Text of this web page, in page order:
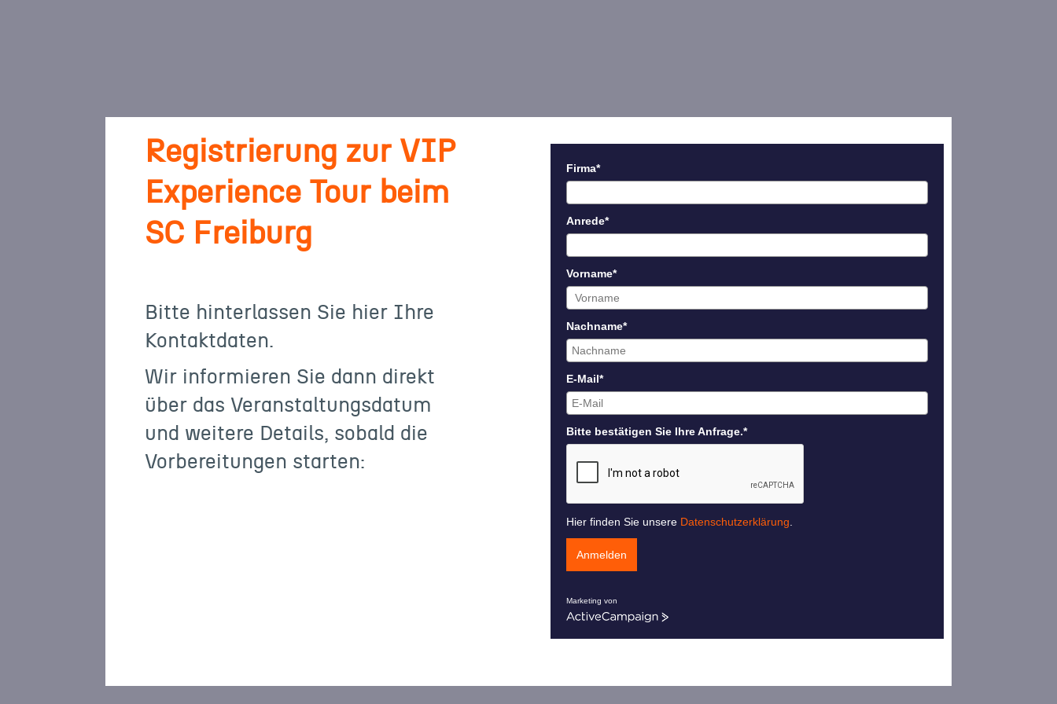
Registrierung zur VIP
Experience Tour beim
SC Freiburg
Bitte hinterlassen Sie hier Ihre
Kontaktdaten.
Wir informieren Sie dann direkt
über das Veranstaltungsdatum
und weitere Details, sobald die
Vorbereitungen starten:
Firma*
Anrede*
Vorname*
Nachname*
E-Mail*
Bitte bestätigen Sie Ihre Anfrage.*
Hier finden Sie unsere Datenschutzerklärung
Anmelden
Marketing von
ActiveCampaign